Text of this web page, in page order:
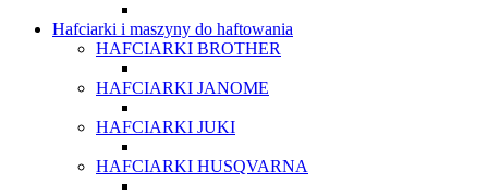
Hafciarki i maszyny do haftowania
HAFCIARKI BROTHER
HAFCIARKI JANOME
HAFCIARKI JUKI
HAFCIARKI HUSQVARNA